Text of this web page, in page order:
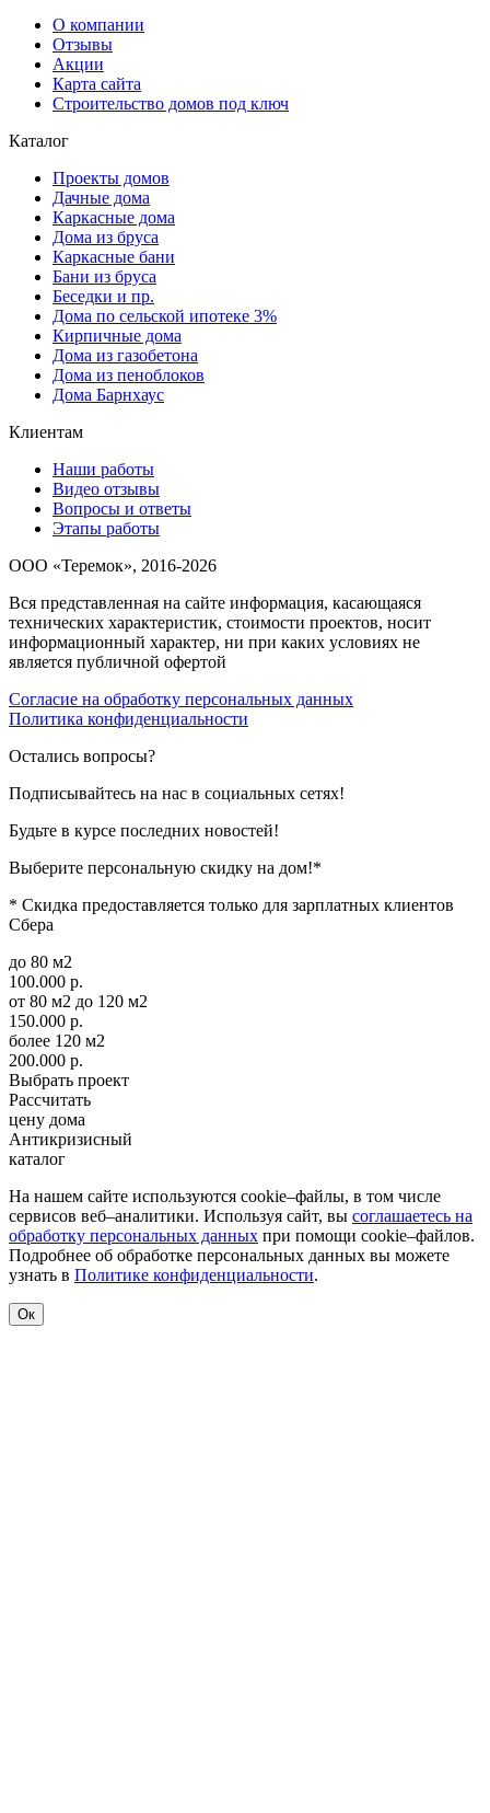
О компании
Отзывы
Акции
Карта сайта
Строительство домов под ключ
Каталог
Проекты домов
Дачные дома
Каркасные дома
Дома из бруса
Каркасные бани
Бани из бруса
Беседки и пр.
Дома по сельской ипотеке 3%
Кирпичные дома
Дома из газобетона
Дома из пеноблоков
Дома Барнхаус
Клиентам
Наши работы
Видео отзывы
Вопросы и ответы
Этапы работы
ООО «Теремок», 2016-2026
Вся представленная на сайте информация, касающаяся
технических характеристик, стоимости проектов, носит
информационный характер, ни при каких условиях не
является публичной офертой
Согласие на обработку персональных данных
Политика конфиденциальности
Остались вопросы?
Подписывайтесь на нас в социальных сетях!
Будьте в курсе последних новостей!
Выберите персональную скидку на дом!*
* Скидка предоставляется только для зарплатных клиентов
Сбера
до 80 м2
100.000 р.
от 80 м2 до 120 м2
150.000 р.
более 120 м2
200.000 р.
Выбрать проект
Рассчитать
цену дома
Антикризисный
каталог
На нашем сайте используются cookie–файлы, в том числе
сервисов веб–аналитики. Используя сайт, вы соглашаетесь на
обработку персональных данных при помощи cookie–файлов.
Подробнее об обработке персональных данных вы можете
узнать в Политике конфиденциальности.
Ок